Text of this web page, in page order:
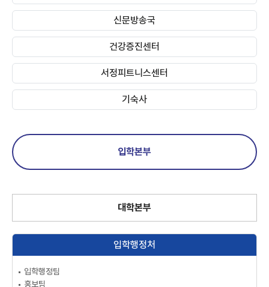
신문방송국
건강증진센터
서정피트니스센터
기숙사
입학본부
대학본부
입학행정처
입학행정팀
홍보팀